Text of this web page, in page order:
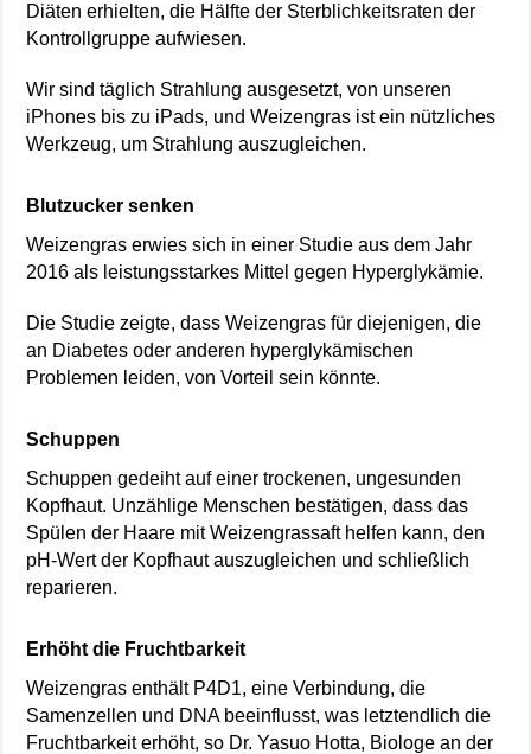
Diäten erhielten, die Hälfte der Sterblichkeitsraten der
Kontrollgruppe aufwiesen.
Wir sind täglich Strahlung ausgesetzt, von unseren
iPhones bis zu iPads, und Weizengras ist ein nützliches
Werkzeug, um Strahlung auszugleichen.
Blutzucker senken
Weizengras erwies sich in einer Studie aus dem Jahr
2016 als leistungsstarkes Mittel gegen Hyperglykämie.
Die Studie zeigte, dass Weizengras für diejenigen, die
an Diabetes oder anderen hyperglykämischen
Problemen leiden, von Vorteil sein könnte.
Schuppen
Schuppen gedeiht auf einer trockenen, ungesunden
Kopfhaut. Unzählige Menschen bestätigen, dass das
Spülen der Haare mit Weizengrassaft helfen kann, den
pH-Wert der Kopfhaut auszugleichen und schließlich
reparieren.
Erhöht die Fruchtbarkeit
Weizengras enthält P4D1, eine Verbindung, die
Samenzellen und DNA beeinflusst, was letztendlich die
Fruchtbarkeit erhöht, so Dr. Yasuo Hotta, Biologe an der